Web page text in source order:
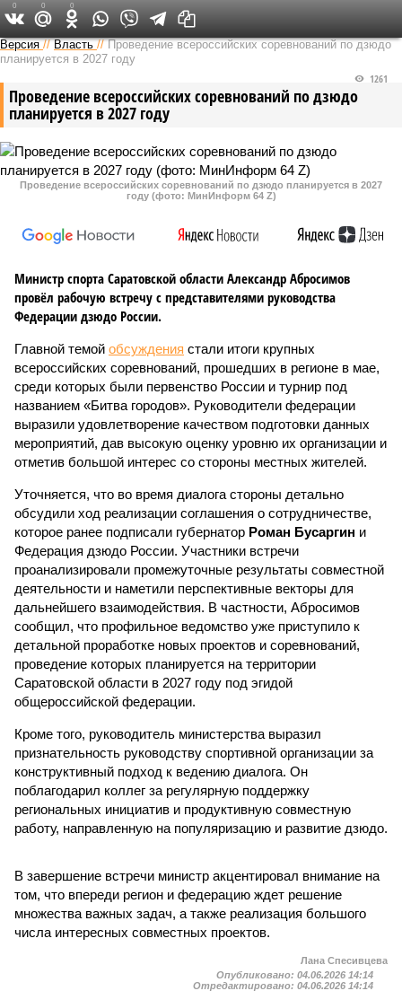
Версия в Саратове
Версия //Власть //Проведение всероссийских соревнований по дзюдо
планируется в 2027 году
Проведение всероссийских соревнований по дзюдо
планируется в 2027 году
1261
Проведение всероссийских соревнований по дзюдо планируется в 2027
году (фото: МинИнформ 64 Z)
Министр спорта Саратовской области Александр Абросимов
провёл рабочую встречу с представителями руководства
Федерации дзюдо России.
Главной темой обсуждения стали итоги крупных
всероссийских соревнований, прошедших в регионе в мае,
среди которых были первенство России и турнир под
названием «Битва городов». Руководители федерации
выразили удовлетворение качеством подготовки данных
мероприятий, дав высокую оценку уровню их организации и
отметив большой интерес со стороны местных жителей.
Уточняется, что во время диалога стороны детально
обсудили ход реализации соглашения о сотрудничестве,
которое ранее подписали губернатор Роман Бусаргин и
Федерация дзюдо России. Участники встречи
проанализировали промежуточные результаты совместной
деятельности и наметили перспективные векторы для
дальнейшего взаимодействия. В частности, Абросимов
сообщил, что профильное ведомство уже приступило к
детальной проработке новых проектов и соревнований,
проведение которых планируется на территории
Саратовской области в 2027 году под эгидой
общероссийской федерации.
Кроме того, руководитель министерства выразил
признательность руководству спортивной организации за
конструктивный подход к ведению диалога. Он
поблагодарил коллег за регулярную поддержку
региональных инициатив и продуктивную совместную
работу, направленную на популяризацию и развитие дзюдо.
В завершение встречи министр акцентировал внимание на
том, что впереди регион и федерацию ждет решение
множества важных задач, а также реализация большого
числа интересных совместных проектов.
0 0 0
Лана Спесивцева
Опубликовано: 04.06.2026 14:14
Отредактировано: 04.06.2026 14:14